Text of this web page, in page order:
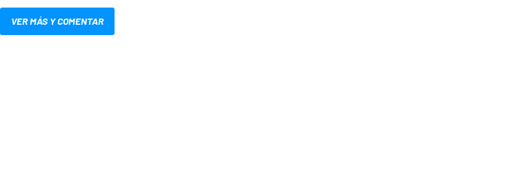
VER MÁS Y COMENTAR